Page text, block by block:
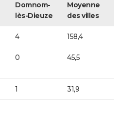
Domnom-
lès-Dieuze
Moyenne
des villes
4 158,4
0 45,5
1 31,9